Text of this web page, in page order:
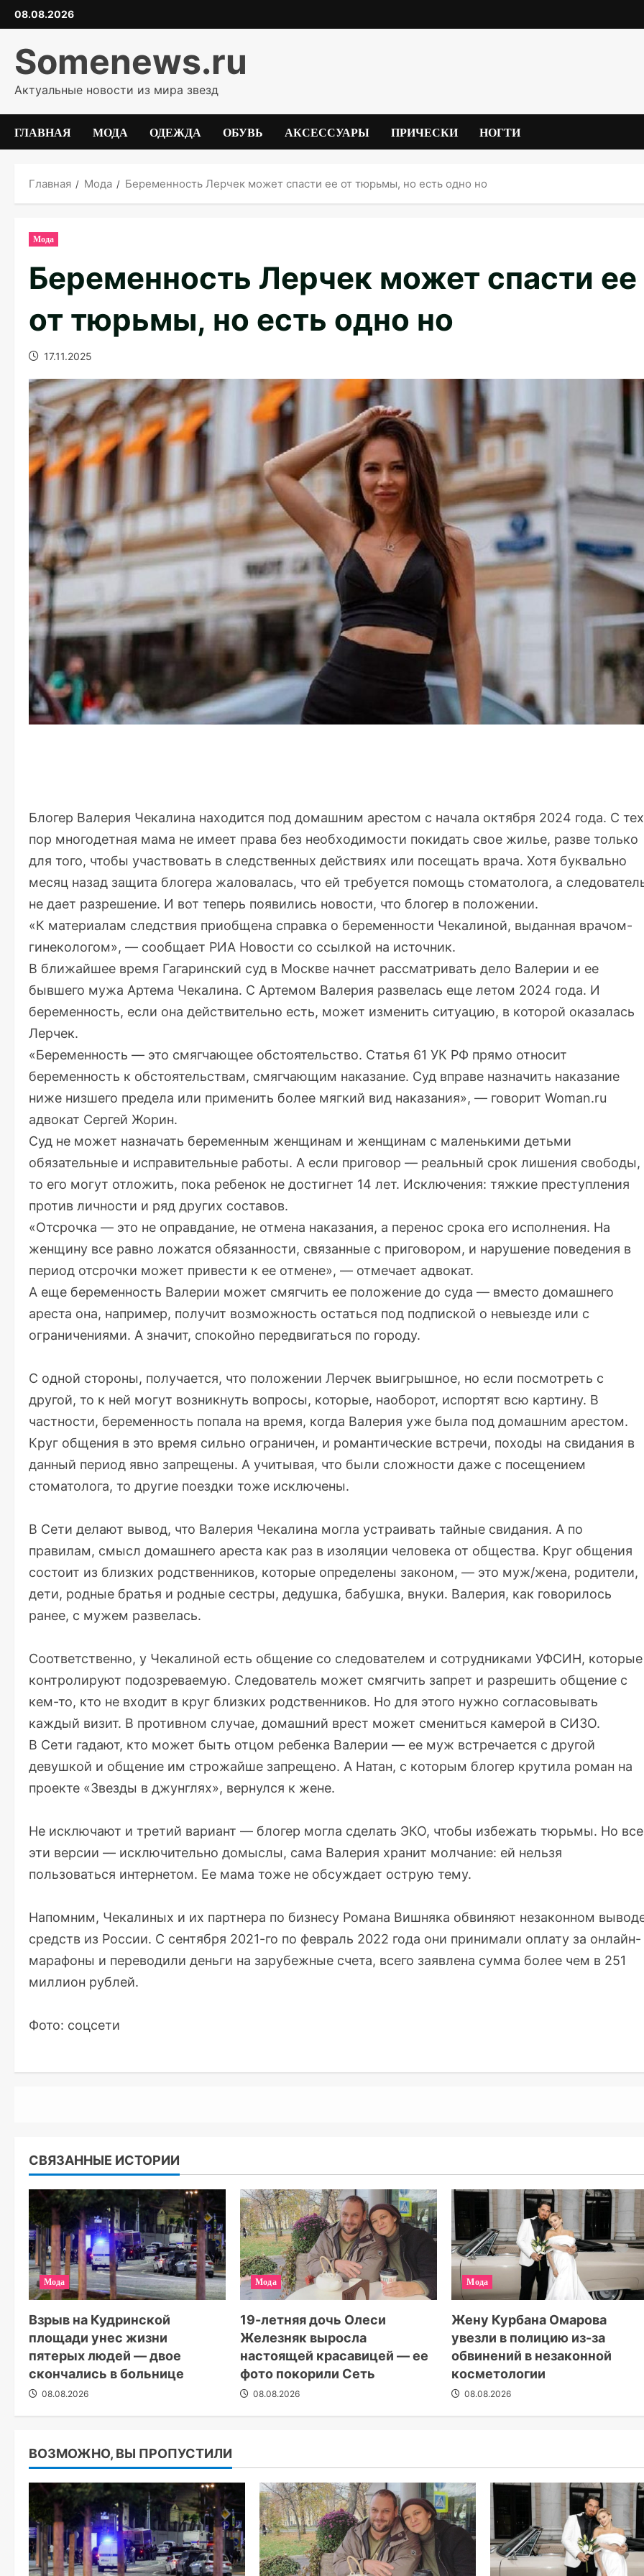
Перейти
к
содержимому
08.08.2026
Somenews.ru
Актуальные новости из мира звезд
ГЛАВНАЯ МОДА ОДЕЖДА ОБУВЬ АКСЕССУАРЫ ПРИЧЕСКИ НОГТИ
Главная Мода Беременность Лерчек может спасти ее от тюрьмы, но есть одно но
Мода
Беременность Лерчек может спасти ее
от тюрьмы, но есть одно но
17.11.2025
Блогер Валерия Чекалина находится под домашним арестом с начала октября 2024 года. С тех
пор многодетная мама не имеет права без необходимости покидать свое жилье, разве только
для того, чтобы участвовать в следственных действиях или посещать врача. Хотя буквально
месяц назад защита блогера жаловалась, что ей требуется помощь стоматолога, а
не дает разрешение. И вот теперь появились новости, что блогер в положении.
«К материалам следствия приобщена справка о беременности Чекалиной, выданная врачом-
гинекологом», — сообщает РИА Новости со ссылкой на источник.
В ближайшее время Гагаринский суд в Москве начнет рассматривать дело Валерии и ее
бывшего мужа Артема Чекалина. С Артемом Валерия развелась еще летом 2024 года. И
беременность, если она действительно есть, может изменить ситуацию, в которой оказалась
Лерчек.
«Беременность — это смягчающее обстоятельство. Статья 61 УК РФ прямо относит
беременность к обстоятельствам, смягчающим наказание. Суд вправе назначить наказание
ниже низшего предела или применить более мягкий вид наказания», — говорит Woman.ru
адвокат Сергей Жорин.
Суд не может назначать беременным женщинам и женщинам с маленькими детьми
обязательные и исправительные работы. А если приговор — реальный срок лишения свободы,
то его могут отложить, пока ребенок не достигнет 14 лет. Исключения: тяжкие преступления
против личности и ряд других составов.
«Отсрочка — это не оправдание, не отмена наказания, а перенос срока его исполнения. На
женщину все равно ложатся обязанности, связанные с приговором, и нарушение поведения в
период отсрочки может привести к ее отмене», — отмечает адвокат.
А еще беременность Валерии может смягчить ее положение до суда — вместо домашнего
ареста она, например, получит возможность остаться под подпиской о невыезде или с
ограничениями. А значит, спокойно передвигаться по городу.
С одной стороны, получается, что положении Лерчек выигрышное, но если посмотреть с
другой, то к ней могут возникнуть вопросы, которые, наоборот, испортят всю картину. В
частности, беременность попала на время, когда Валерия уже была под домашним арестом.
Круг общения в это время сильно ограничен, и романтические встречи, походы на свидания в
данный период явно запрещены. А учитывая, что были сложности даже с посещением
стоматолога, то другие поездки тоже исключены.
В Сети делают вывод, что Валерия Чекалина могла устраивать тайные свидания. А по
правилам, смысл домашнего ареста как раз в изоляции человека от общества. Круг общения
состоит из близких родственников, которые определены законом, — это муж/жена, родители,
дети, родные братья и родные сестры, дедушка, бабушка, внуки. Валерия, как говорилось
ранее, с мужем развелась.
Соответственно, у Чекалиной есть общение со следователем и сотрудниками УФСИН, которые
контролируют подозреваемую. Следователь может смягчить запрет и разрешить общение с
кем-то, кто не входит в круг близких родственников. Но для этого нужно согласовывать
каждый визит. В противном случае, домашний врест может смениться камерой в СИЗО.
В Сети гадают, кто может быть отцом ребенка Валерии — ее муж встречается с другой
девушкой и общение им строжайше запрещено. А Натан, с которым блогер крутила роман на
проекте «Звезды в джунглях», вернулся к жене.
Не исключают и третий вариант — блогер могла сделать ЭКО, чтобы избежать тюрьмы. Но все
эти версии — исключительно домыслы, сама Валерия хранит молчание: ей нельзя
пользоваться интернетом. Ее мама тоже не обсуждает острую тему.
Напомним, Чекалиных и их партнера по бизнесу Романа Вишняка обвиняют незаконном
средств из России. С сентября 2021-го по февраль 2022 года они принимали оплату за онлайн-
марафоны и переводили деньги на зарубежные счета, всего заявлена сумма более чем в 251
миллион рублей.
Фото: соцсети
СВЯЗАННЫЕ ИСТОРИИ
Мода
Взрыв на Кудринской
площади унес жизни
пятерых людей — двое
скончались в больнице
08.08.2026
Мода
19-летняя дочь Олеси
Железняк выросла
настоящей красавицей — ее
фото покорили Сеть
08.08.2026
Мода
Жену Курбана Омарова
увезли в полицию из-за
обвинений в незаконной
косметологии
08.08.2026
ВОЗМОЖНО, ВЫ ПРОПУСТИЛИ